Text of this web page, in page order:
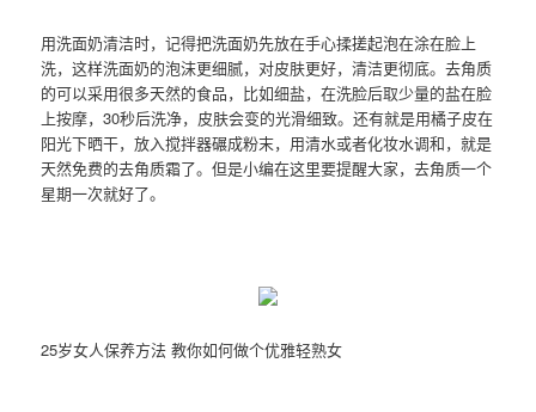
用洗面奶清洁时，记得把洗面奶先放在手心揉搓起泡在涂在脸上
洗，这样洗面奶的泡沫更细腻，对皮肤更好，清洁更彻底。去角质
的可以采用很多天然的食品，比如细盐，在洗脸后取少量的盐在脸
上按摩，30秒后洗净，皮肤会变的光滑细致。还有就是用橘子皮在
阳光下晒干，放入搅拌器碾成粉末，用清水或者化妆水调和，就是
天然免费的去角质霜了。但是小编在这里要提醒大家，去角质一个
星期一次就好了。
25岁女人保养方法 教你如何做个优雅轻熟女